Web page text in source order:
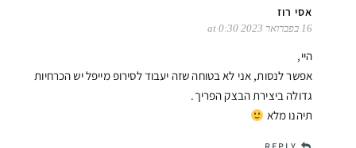
אסי רוז
16 בפברואר 2023 at 0:30
היי,
אפשר לנסות, אני לא בטוחה שזה יעבוד לסירופ מייפל יש הכרחיות
גדולה ביצירת הבצק הפריך.
תיהנו מלא